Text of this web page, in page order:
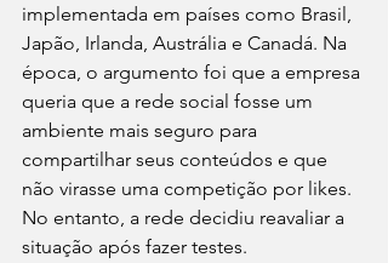
implementada em países como Brasil,
Japão, Irlanda, Austrália e Canadá. Na
época, o argumento foi que a empresa
queria que a rede social fosse um
ambiente mais seguro para
compartilhar seus conteúdos e que
não virasse uma competição por likes.
No entanto, a rede decidiu reavaliar a
situação após fazer testes.